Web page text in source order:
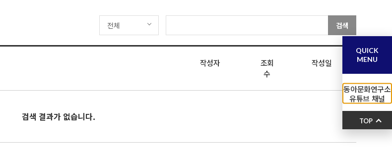
전체 검색
작성자
조회
수
작성일
검색 결과가 없습니다.
QUICK
MENU
동아문화연구소
유튜브 채널
TOP